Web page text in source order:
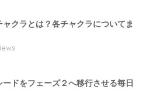
ャクラとは？各チャクラについてま
ードをフェーズ２へ移行させる毎日